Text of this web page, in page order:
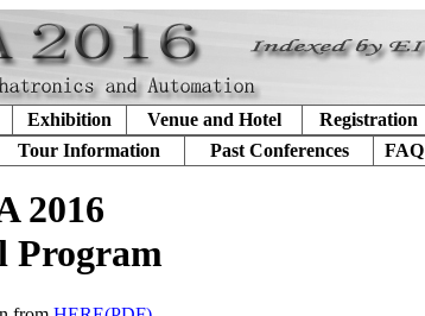
Exhibition Venue and Hotel
Registration
Tour Information Past Conferences
FAQ
2016
Program